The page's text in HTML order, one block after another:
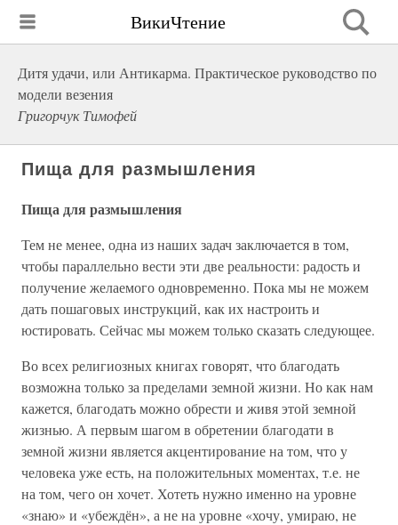
ВикиЧтение
Дитя удачи, или Антикарма. Практическое руководство по
модели везения
Григорчук Тимофей
Пища для размышления
Пища для размышления
Тем не менее, одна из наших задач заключается в том,
чтобы параллельно вести эти две реальности: радость и
получение желаемого одновременно. Пока мы не можем
дать пошаговых инструкций, как их настроить и
юстировать. Сейчас мы можем только сказать следующее.
Во всех религиозных книгах говорят, что благодать
возможна только за пределами земной жизни. Но как нам
кажется, благодать можно обрести и живя этой земной
жизнью. А первым шагом в обретении благодати в
земной жизни является акцентирование на том, что у
человека уже есть, на положительных моментах, т.е. не
на том, чего он хочет. Хотеть нужно именно на уровне
«знаю» и «убеждён», а не на уровне «хочу, умираю, не